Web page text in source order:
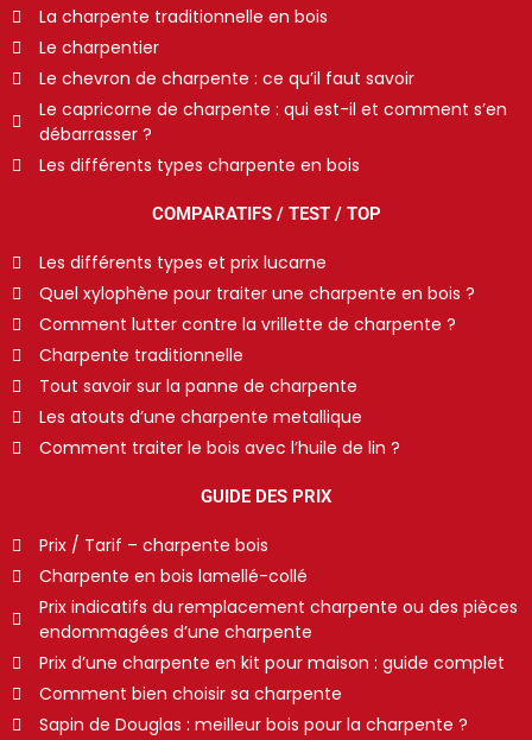
La charpente traditionnelle en bois
Le charpentier
Le chevron de charpente : ce qu’il faut savoir
Le capricorne de charpente : qui est-il et comment s’en
débarrasser ?
Les différents types charpente en bois
COMPARATIFS / TEST / TOP
Les différents types et prix lucarne
Quel xylophène pour traiter une charpente en bois ?
Comment lutter contre la vrillette de charpente ?
Charpente traditionnelle
Tout savoir sur la panne de charpente
Les atouts d’une charpente metallique
Comment traiter le bois avec l’huile de lin ?
GUIDE DES PRIX
Prix / Tarif – charpente bois
Charpente en bois lamellé-collé
Prix indicatifs du remplacement charpente ou des pièces
endommagées d’une charpente
Prix d’une charpente en kit pour maison : guide complet
Comment bien choisir sa charpente
Sapin de Douglas : meilleur bois pour la charpente ?